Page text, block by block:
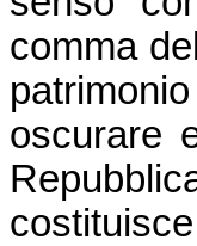
comma
oscurare